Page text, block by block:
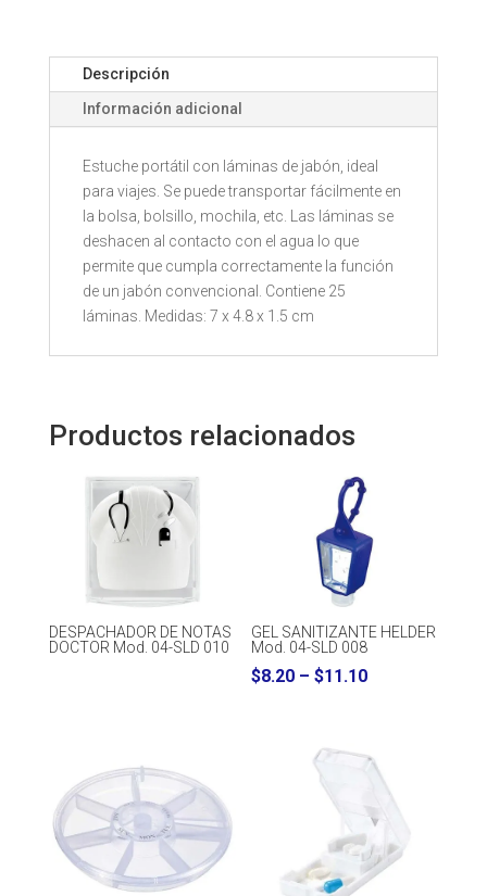
Mod.
A2740
cantidad
Descripción
Información adicional
Estuche portátil con láminas de jabón, ideal
para viajes. Se puede transportar fácilmente en
la bolsa, bolsillo, mochila, etc. Las láminas se
deshacen al contacto con el agua lo que
permite que cumpla correctamente la función
de un jabón convencional. Contiene 25
láminas. Medidas: 7 x 4.8 x 1.5 cm
Productos relacionados
DESPACHADOR DE NOTAS
DOCTOR Mod. 04-SLD 010
GEL SANITIZANTE HELDER
Mod. 04-SLD 008
$8.20 – $11.10Price
through
$11.10